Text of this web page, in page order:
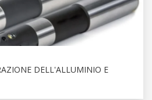
DELL'ALLUMINIO E